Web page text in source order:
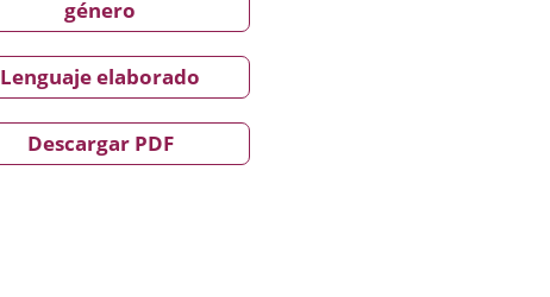
género
Lenguaje elaborado
Descargar PDF